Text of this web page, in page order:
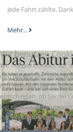
Jede Fahrt zählte.
Mehr...
Wir benutzen
Wir nutzen Cookies auf
den Betrieb der Seite,
Nutzererfahrung zu
entscheiden, ob Sie die
bei einer Ablehnung
zur Verfügung stehen.